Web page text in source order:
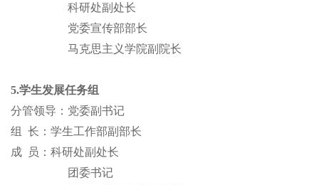
科研处副处长
党委宣传部部长
马克思主义学院副院长
5.学生发展任务组
分管领导：党委副书记
组 长：学生工作部副部长
成
员：科研处副处长
团委书记